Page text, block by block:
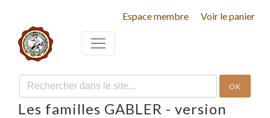
Espace membre Voir le panier
OK
Les familles GABLER - version